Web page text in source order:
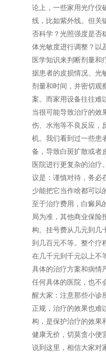
论上，一些家用光疗仪
线，比如紫外线。但关
否科学？光照强度是否
体光敏度进行调整？以
医学知识来判断剂量和
据患者的皮损情况、光
剂量和时间，并密切观
案。而家用设备往往难
当很可能导致治疗的效
伤、水泡等不良反应，
机。我们看到过一些患
备，导致白斑扩散或者
医院进行更复杂的治疗
议是：谨慎对待，务必
少能把它当作啥都可以
至于治疗费用，白癜风
局为准，其他商业保险
构。挂号费从几元到几
到几百元不等。整个疗
在几千元到千元以上不
具体的治疗方案和病情
任何具体的医院，也不
醒大家：注意那些小诊
正规，治疗的效果也难
构，是保护治疗的效果
健康无价，切莫贪小便
说到这里，相信大家对